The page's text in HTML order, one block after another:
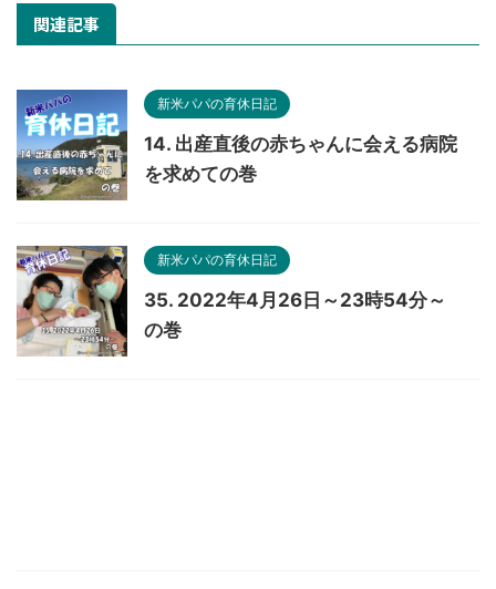
関連記事
新米パパの育休日記
14. 出産直後の赤ちゃんに会える病院
を求めての巻
新米パパの育休日記
35. 2022年4月26日～23時54分～
の巻